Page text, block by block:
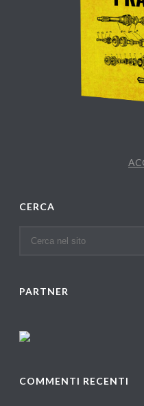
CERCA
PARTNER
COMMENTI RECENTI